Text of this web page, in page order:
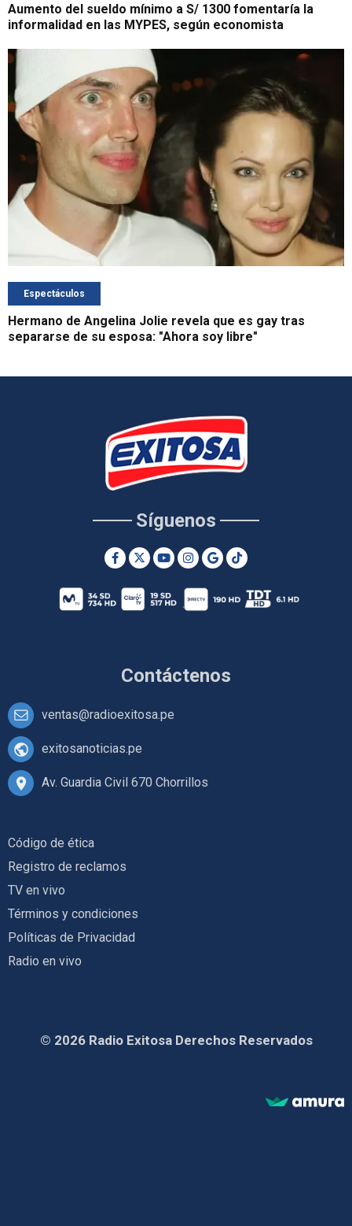
Aumento del sueldo mínimo a S/ 1300 fomentaría la
informalidad en las MYPES, según economista
Espectáculos
Hermano de Angelina Jolie revela que es gay tras
separarse de su esposa: "Ahora soy libre"
Contáctenos
ventas@radioexitosa.pe
exitosanoticias.pe
Av. Guardia Civil 670 Chorrillos
Síguenos
Código de ética
Registro de reclamos
TV en vivo
Términos y condiciones
Políticas de Privacidad
Radio en vivo
© 2026 Radio Exitosa Derechos Reservados